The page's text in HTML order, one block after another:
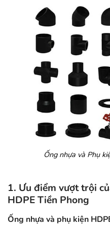
Ống nhựa và Phụ
1. Ưu điểm vượt trội
HDPE Tiền Phong
Ống nhựa và phụ kiện